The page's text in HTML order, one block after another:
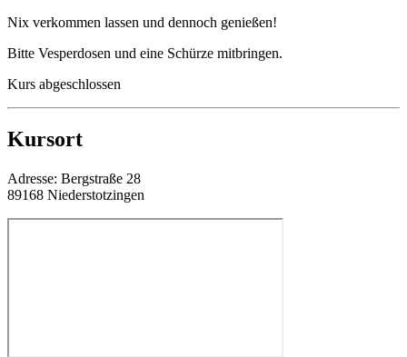
Nix verkommen lassen und dennoch genießen!
Bitte Vesperdosen und eine Schürze mitbringen.
Kurs abgeschlossen
Kursort
Adresse: Bergstraße 28
89168 Niederstotzingen